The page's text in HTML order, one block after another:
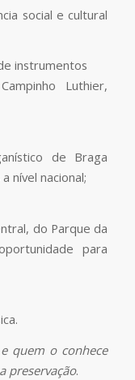
social e cultural
instrumentos
Luthier,
de Braga
nível nacional;
do Parque da
para
quem o conhece
preservação.